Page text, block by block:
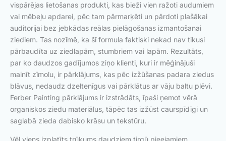
vispārējas lietošanas produkti, kas bieži vien ražoti audumiem
vai mēbeļu apdarei, pēc tam pārmarķēti un pārdoti plašākai
auditorijai bez jebkādas reālas pielāgošanas izmantošanai
ziediem. Tas nozīmē, ka šī formula faktiski nekad nav tikusi
pārbaudīta uz ziedlapām, stumbriem vai lapām. Rezultāts,
par ko daudzos gadījumos ziņo klienti, kuri ir mēģinājuši
mainīt zīmolu, ir pārklājums, kas pēc izžūšanas padara ziedus
blāvus, nedaudz dzeltenīgus vai pārklātus ar vāju baltu plēvi.
Ferber Painting pārklājums ir izstrādāts, īpaši ņemot vērā
organiskos ziedu materiālus, tāpēc tas izžūst caurspīdīgi un
saglabā zieda dabisko krāsu un tekstūru.